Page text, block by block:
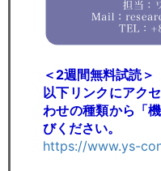
＜2週間無料試読＞
以下リンクにアク
わせの種類から「
びください。
https://www.ys-